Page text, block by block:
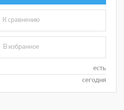
К сравнению
В сравнении
В избранное
есть
сегодня